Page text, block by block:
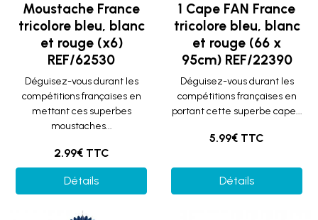
Moustache France
tricolore bleu, blanc
et rouge (x6)
REF/62530
Déguisez-vous durant les
compétitions françaises en
mettant ces superbes
moustaches...
2.99€ TTC
Détails
1 Cape FAN France
tricolore bleu, blanc
et rouge (66 x
95cm) REF/22390
Déguisez-vous durant les
compétitions françaises en
portant cette superbe cape...
5.99€ TTC
Détails